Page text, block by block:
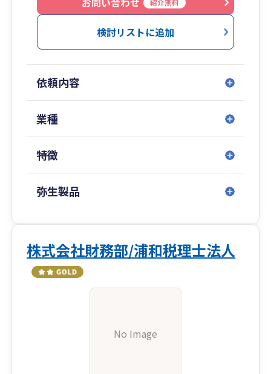
検討リストに追加
依頼内容
業種
特徴
弥生製品
株式会社財務部/浦和税理士法人
No Image